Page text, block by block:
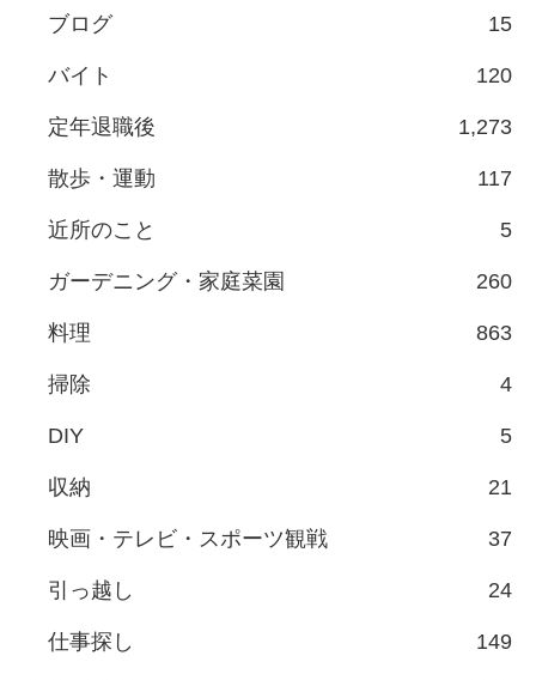
ブログ 15
バイト 120
定年退職後 1,273
散歩・運動 117
近所のこと 5
ガーデニング・家庭菜園 260
料理 863
掃除 4
DIY 5
収納 21
映画・テレビ・スポーツ観戦 37
引っ越し 24
仕事探し 149